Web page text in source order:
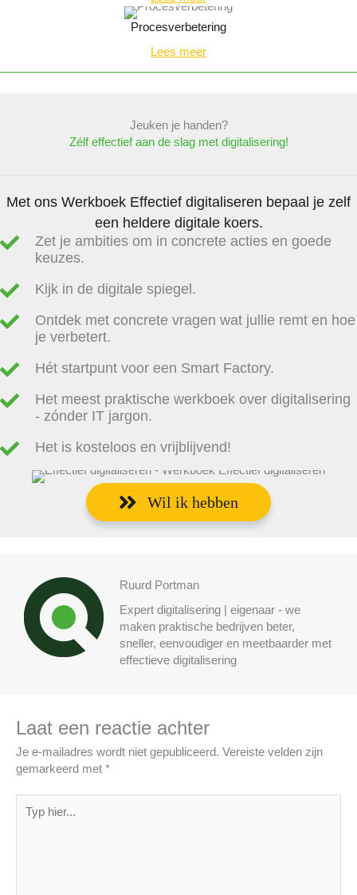
Procesverbetering
Lees meer
Jeuken je handen?
Zélf effectief aan de slag met digitalisering!
Met ons Werkboek Effectief digitaliseren bepaal je zelf
een heldere digitale koers.
Zet je ambities om in concrete acties en goede
keuzes.
Kijk in de digitale spiegel.
Ontdek met concrete vragen wat jullie remt en hoe
je verbetert.
Hét startpunt voor een Smart Factory.
Het meest praktische werkboek over digitalisering
- zónder IT jargon.
Het is kosteloos en vrijblijvend!
Wil ik hebben
Ruurd Portman
Expert digitalisering | eigenaar - we
maken praktische bedrijven beter,
sneller, eenvoudiger en meetbaarder met
effectieve digitalisering
Laat een reactie achter
Je e-mailadres wordt niet gepubliceerd. Vereiste velden zijn
gemarkeerd met *
hier...